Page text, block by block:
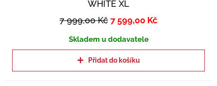
WHITE XL
7 999,00Kč 7 599,00 Kč
Skladem u dodavatele
Přidat do košíku